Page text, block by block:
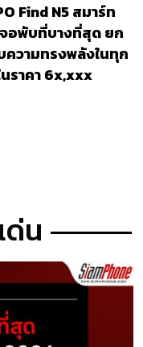
Find N5 สมาร์ท
อพับที่บางที่สุด ยก
ความทรงพลังในทุก
ราคา 6x,xxx
ด่น